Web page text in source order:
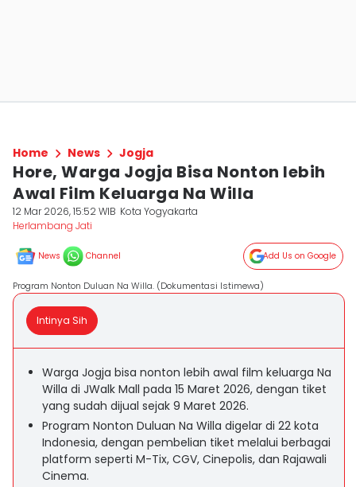
Home News Jogja
Hore, Warga Jogja Bisa Nonton lebih
Awal Film Keluarga Na Willa
12 Mar 2026, 15:52 WIB Kota Yogyakarta
Herlambang Jati
News Channel Add Us on Google
Program Nonton Duluan Na Willa. (Dokumentasi Istimewa)
Intinya Sih
Warga Jogja bisa nonton lebih awal film keluarga Na
Willa di JWalk Mall pada 15 Maret 2026, dengan tiket
yang sudah dijual sejak 9 Maret 2026.
Program Nonton Duluan Na Willa digelar di 22 kota
Indonesia, dengan pembelian tiket melalui berbagai
platform seperti M-Tix, CGV, Cinepolis, dan Rajawali
Cinema.